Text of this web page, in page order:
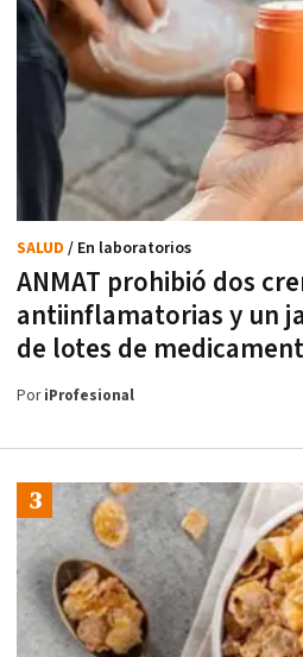
ANMAT prohibió dos
antiinflamatorias y un
de lotes de
SALUD / En laboratorios
PoriProfesional